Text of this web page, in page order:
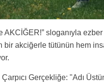
AKCİĞER!” sloganıyla
bir akciğerle tütünün hem
Gerçekliğe: "Adı